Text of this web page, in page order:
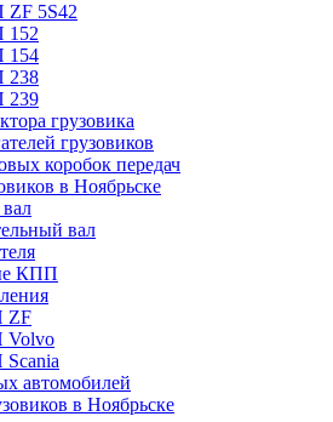
5S42
152
154
238
239
грузовика
грузовиков
коробок передач
в Ноябрьске
вал
КПП
ZF
Volvo
автомобилей
в Ноябрьске